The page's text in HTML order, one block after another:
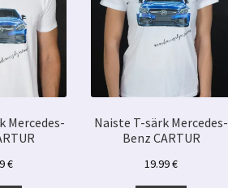
Mercedes-
€
Naiste T-särk Mercedes-
Benz CARTUR
19.99€